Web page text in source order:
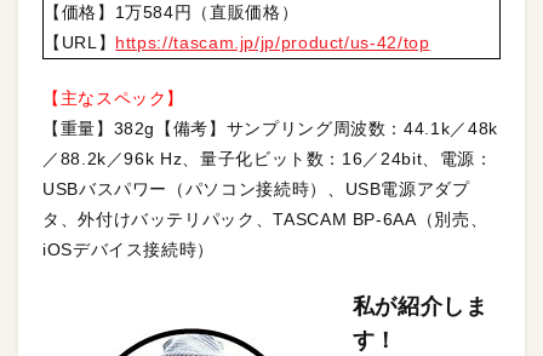
【価格】1万584円（直販価格）
【URL】 https://tascam.jp/jp/product/us-42/top
【主なスペック】
【重量】382g【備考】サンプリング周波数：44.1k／48k
／88.2k／96k Hz、量子化ビット数：16／24bit、電源：
USBバスパワー（パソコン接続時）、USB電源アダプ
タ、外付けバッテリパック、TASCAM BP-6AA（別売、
iOSデバイス接続時）
私が紹介しま
す！